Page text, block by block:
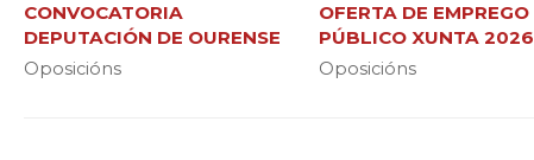
CONVOCATORIA
DEPUTACIÓN DE OURENSE
Oposicións
OFERTA DE EMPREGO
PÚBLICO XUNTA 2026
Oposicións